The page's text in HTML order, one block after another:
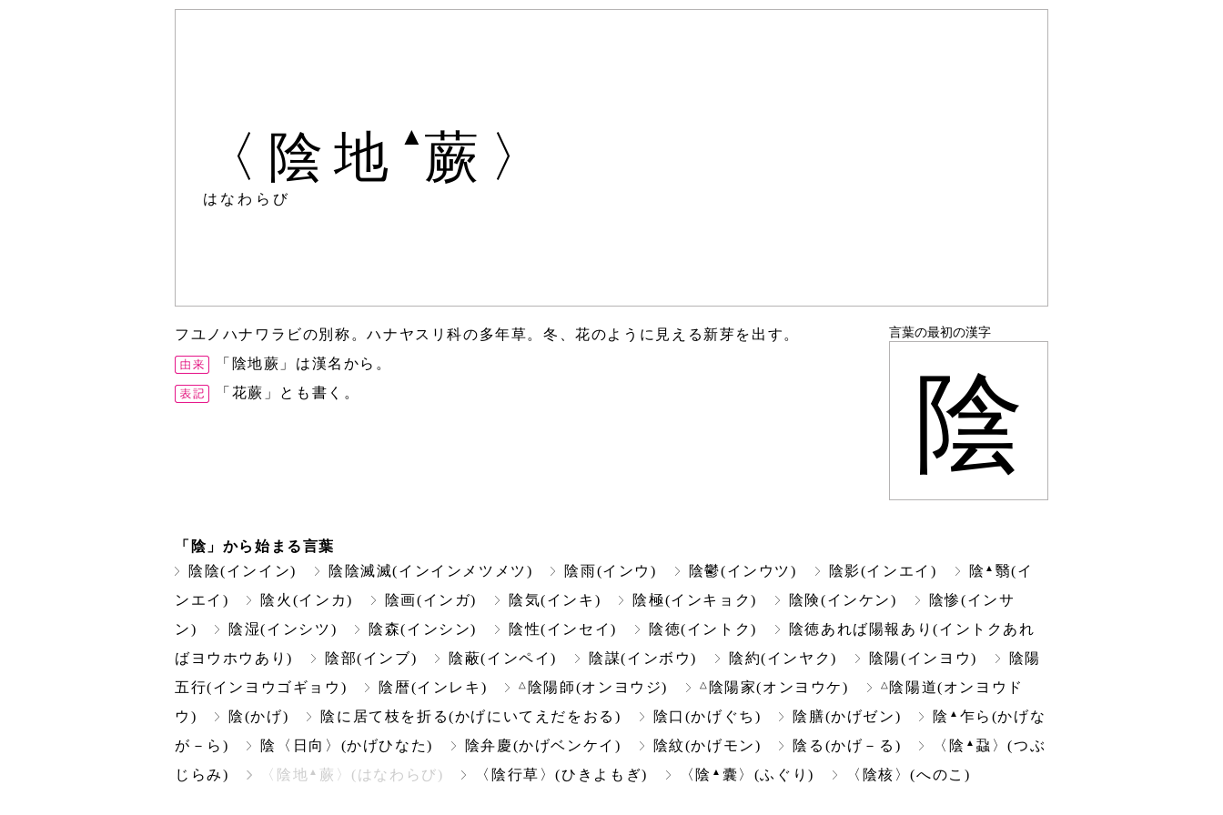
〈陰地 ▲ 蕨〉
はなわらび
フユノハナワラビの別称。ハナヤスリ科の多年草。冬、花のように見える新芽を出す。
「陰地蕨」は漢名から。
「花蕨」とも書く。
言葉の最初の漢字
陰
「陰」から始まる言葉
陰陰(インイン)
陰陰滅滅(インインメツメツ) 陰雨(インウ) 陰鬱(インウツ) 陰影(インエイ) 陰 ▲ 翳(イ
ンエイ)
陰火(インカ) 陰画(インガ) 陰気(インキ) 陰極(インキョク) 陰険(インケン)
陰惨(インサ
ン)
陰湿(インシツ) 陰森(インシン) 陰性(インセイ) 陰徳(イントク)
陰徳あれば陽報あり(イントクあれ
ばヨウホウあり)
陰部(インブ) 陰蔽(インペイ) 陰謀(インボウ) 陰約(インヤク) 陰陽(インヨウ)
陰陽
五行(インヨウゴギョウ)
陰暦(インレキ) △ 陰陽師(オンヨウジ) △ 陰陽家(オンヨウケ) △陰陽道(オンヨウド
ウ)
陰(かげ) 陰に居て枝を折る(かげにいてえだをおる) 陰口(かげぐち) 陰膳(かげゼン) 陰 ▲ 乍ら(かげな
が－ら)
陰〈日向〉(かげひなた) 陰弁慶(かげベンケイ) 陰紋(かげモン) 陰る(かげ－る) 〈陰 ▲ 蝨〉(つぶ
じらみ)
〈陰地 ▲ 蕨〉(はなわらび) 〈陰行草〉(ひきよもぎ) 〈陰 ▲ 囊〉(ふぐり) 〈陰核〉(へのこ)